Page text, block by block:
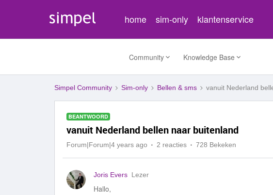
home sim-only klantenservice
Community Knowledge Base
Simpel Community Sim-only Bellen & sms vanuit Nederland
BEANTWOORD
vanuit Nederland bellen naar buitenland
Forum|Forum|4 years ago 2 reacties 728 Bekeken
Joris Evers Lezer
Hallo,